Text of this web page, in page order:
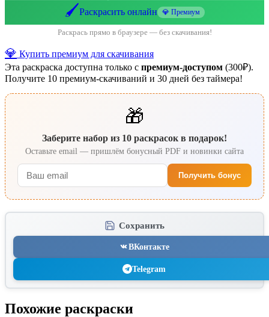
🖌️Раскрасить онлайн 💎 Премиум
Раскрась прямо в браузере — без скачивания!
💎 Купить премиум для скачивания
Эта раскраска доступна только с премиум-доступом (300₽).
Получите 10 премиум-скачиваний и 30 дней без таймера!
🎁
Заберите набор из 10 раскрасок в подарок!
Оставьте email — пришлём бонусный PDF и новинки сайта
Получить бонус
Сохранить
ВКонтакте
Telegram
Похожие раскраски